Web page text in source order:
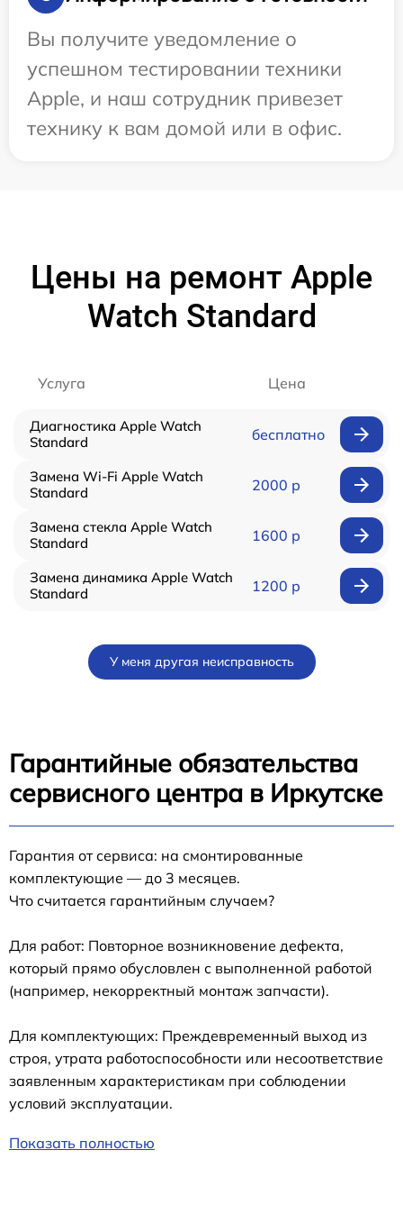
Вы получите уведомление о
успешном тестировании техники
Apple, и наш сотрудник привезет
технику к вам домой или в офис.
Цены на ремонт Apple
Watch Standard
Услуга Цена
Диагностика Apple Watch
Standard
бесплатно
Замена Wi-Fi Apple Watch
Standard
2000 р
Замена стекла Apple Watch
Standard
1600 р
Замена динамика Apple Watch
Standard
1200 р
У меня другая неисправность
Гарантийные обязательства
сервисного центра в Иркутске
Гарантия от сервиса: на смонтированные
комплектующие — до 3 месяцев.
Что считается гарантийным случаем?
Для работ: Повторное возникновение дефекта,
который прямо обусловлен с выполненной работой
(например, некорректный монтаж запчасти).
Для комплектующих: Преждевременный выход из
строя, утрата работоспособности или несоответствие
заявленным характеристикам при соблюдении
условий эксплуатации.
Показать полностью